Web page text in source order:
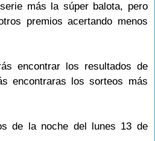
más la súper balota, pero
premios acertando menos
encontrar los resultados de
encontraras los sorteos más
de la noche del lunes 13 de